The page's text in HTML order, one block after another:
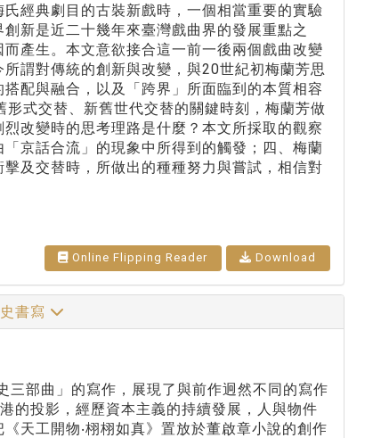
經典劇目的古裝新戲時，一個相當重要的實驗
新是近二十幾年來臺灣戲曲界的發展重點之
產生。本文意欲接合這一前一後兩個戲曲改變
謂對傳統的創新與改變，與20世紀初梅蘭芳思
配與融合，以及「跨界」所面臨到的本質相容
式交替、新舊世代交替的關鍵時刻，梅蘭芳做
改變時的思考理路是什麼？本文所採取的觀察
京話合流」的現象中所得到的觸發；四、梅蘭
及交替時，所做出的種種努力與嘗試，相信對
Online Flipping Reader Download
書寫
部曲」的寫作，展現了與前作迥然不同的寫作
的投影，經歷資本主義的持續發展，人與物件
天工開物‧栩栩如真》置放於董啟章小說的創作